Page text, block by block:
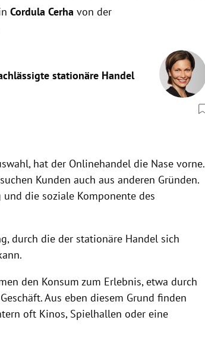
Cordula Cerha von der
stationäre Handel
hat der Onlinehandel die Nase vorne.
Kunden auch aus anderen Gründen.
die soziale Komponente des
durch die der stationäre Handel sich
den Konsum zum Erlebnis, etwa durch
Aus eben diesem Grund finden
oft Kinos, Spielhallen oder eine